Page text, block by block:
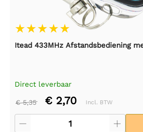
Itead 433MHz Afstandsbediening
Direct leverbaar
€ 5,35 € 2,70 Incl. BTW